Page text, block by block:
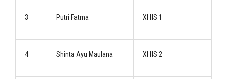
3 Putri Fatma XI IIS 1
4 Shinta Ayu Maulana XI IIS 2